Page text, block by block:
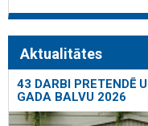
Aktualitātes
43 DARBI PRETENDĒ
GADA BALVU 2026